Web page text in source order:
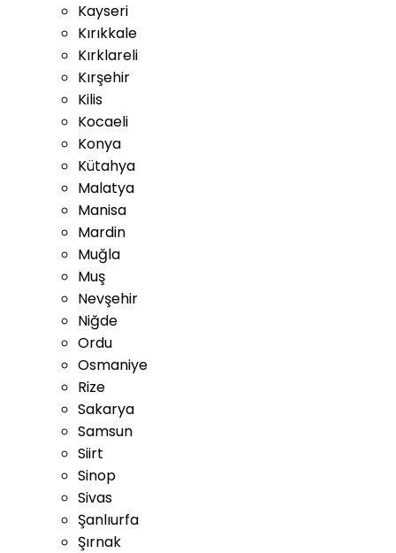
Kayseri
Kırıkkale
Kırklareli
Kırşehir
Kilis
Kocaeli
Konya
Kütahya
Malatya
Manisa
Mardin
Muğla
Muş
Nevşehir
Niğde
Ordu
Osmaniye
Rize
Sakarya
Samsun
Siirt
Sinop
Sivas
Şanlıurfa
Şırnak